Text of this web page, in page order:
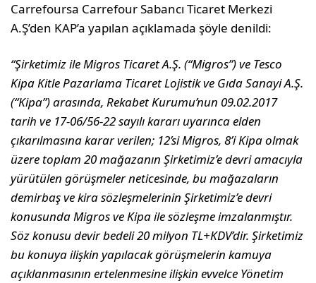
Carrefoursa Carrefour Sabancı Ticaret Merkezi
A.Ş’den KAP’a yapılan açıklamada şöyle denildi:
“Şirketimiz ile Migros Ticaret A.Ş. (“Migros”) ve Tesco
Kipa Kitle Pazarlama Ticaret Lojistik ve Gıda Sanayi A.Ş.
(“Kipa”) arasında, Rekabet Kurumu’nun 09.02.2017
tarih ve 17-06/56-22 sayılı kararı uyarınca elden
çıkarılmasına karar verilen; 12’si Migros, 8’i Kipa olmak
üzere toplam 20 mağazanın Şirketimiz’e devri amacıyla
yürütülen görüşmeler neticesinde, bu mağazaların
demirbaş ve kira sözleşmelerinin Şirketimiz’e devri
konusunda Migros ve Kipa ile sözleşme imzalanmıştır.
Söz konusu devir bedeli 20 milyon TL+KDV’dir. Şirketimiz
bu konuya ilişkin yapılacak görüşmelerin kamuya
açıklanmasının ertelenmesine ilişkin evvelce Yönetim